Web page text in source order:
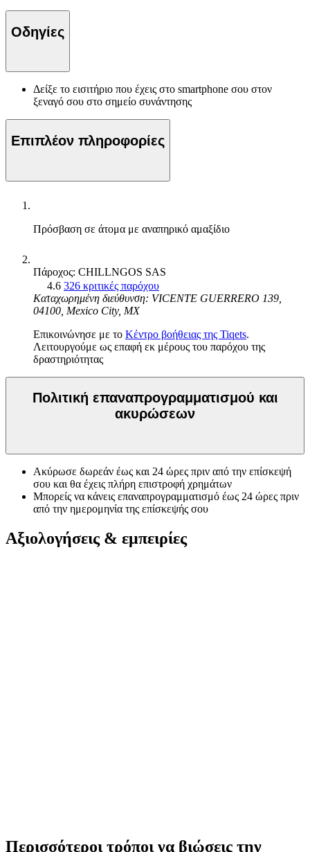
Οδηγίες
Δείξε το εισιτήριο που έχεις στο smartphone σου στον
ξεναγό σου στο σημείο συνάντησης
Επιπλέον πληροφορίες
Πρόσβαση σε άτομα με αναπηρικό αμαξίδιο
Πάροχος: CHILLNGOS SAS
4.6 326 κριτικές παρόχου
Καταχωρημένη διεύθυνση: VICENTE GUERRERO 139,
04100, Mexico City, MX
Επικοινώνησε με το Κέντρο βοήθειας της Tiqets.
Λειτουργούμε ως επαφή εκ μέρους του παρόχου της
δραστηριότητας
Πολιτική επαναπρογραμματισμού και
ακυρώσεων
Ακύρωσε δωρεάν έως και 24 ώρες πριν από την επίσκεψή
σου και θα έχεις πλήρη επιστροφή χρημάτων
Μπορείς να κάνεις επαναπρογραμματισμό έως 24 ώρες πριν
από την ημερομηνία της επίσκεψής σου
Αξιολογήσεις & εμπειρίες
Περισσότεροι τρόποι να βιώσεις την